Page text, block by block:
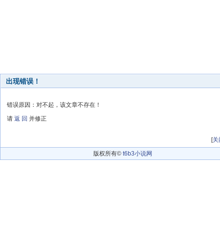
出现错误！
错误原因：对不起，该文章不存在！
请 返 回 并修正
[关
版权所有© t6b3小说网